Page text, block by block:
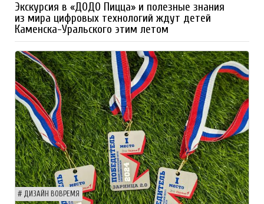
Экскурсия в «ДОДО Пицца» и полезные знания
из мира цифровых технологий ждут детей
Каменска-Уральского этим летом
ДИЗАЙН ВОВРЕМЯ